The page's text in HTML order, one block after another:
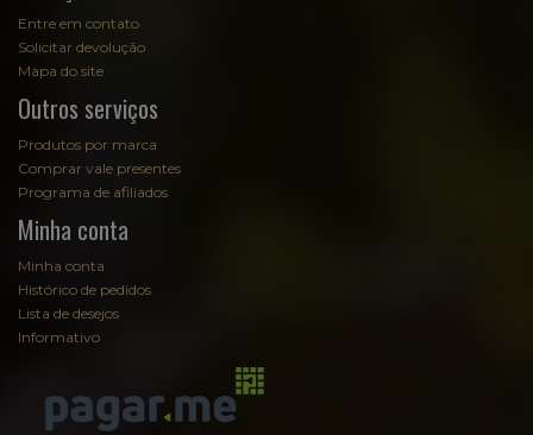
Entre em contato
Solicitar devolução
Mapa do site
Outros serviços
Produtos por marca
Comprar vale presentes
Programa de afiliados
Minha conta
Minha conta
Histórico de pedidos
Lista de desejos
Informativo